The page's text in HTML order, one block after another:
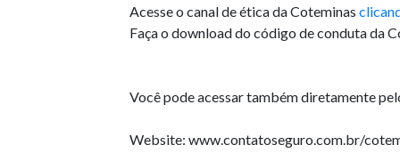
Acesse o canal de ética da Coteminas
Faça o download do código de conduta da
Você pode acessar também diretamente
Website: www.contatoseguro.com.br/